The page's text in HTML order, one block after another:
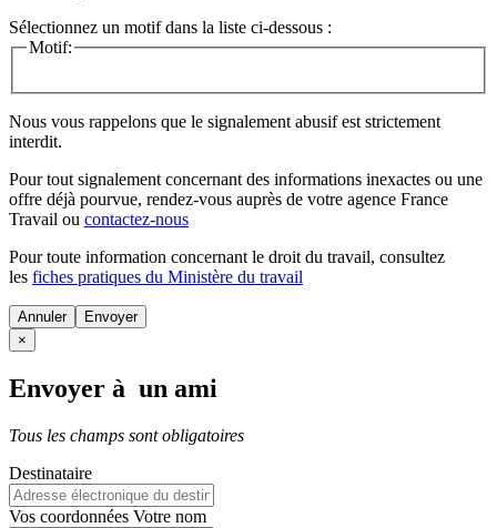
Sélectionnez un motif dans la liste ci-dessous :
Motif:
Nous vous rappelons que le signalement abusif est strictement
interdit.
Pour tout signalement concernant des informations inexactes ou une
offre déjà pourvue, rendez-vous auprès de votre agence France
Travail ou contactez-nous
Pour toute information concernant le droit du travail, consultez
les fiches pratiques du Ministère du travail
Annuler
×
Envoyer à un ami
Tous les champs sont obligatoires
Destinataire
Vos coordonnées Votre nom